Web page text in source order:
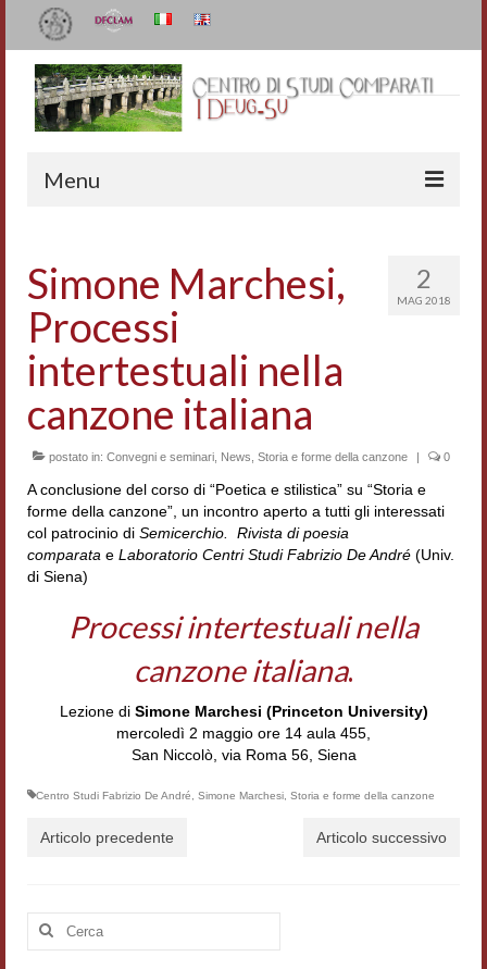
Menu
Organizzazione e contatti
Staff
I Deug-Su
Statuto
Relazioni sulle attività
Accordi di cooperazione
Ricerca
Koreanische Literatur und Kultur
Hagiographica Coreana
Cultura medioevale
Comparatistica
Semicerchio
2
MAG 2018
Simone Marchesi,
Processi
intertestuali nella
canzone italiana
postato in: Convegni e seminari News Storia e forme della canzone | 0
A conclusione del corso di “Poetica e stilistica” su “Storia e
forme della canzone”, un incontro aperto a tutti gli interessati
col patrocinio di Semicerchio. Rivista di poesia
comparata e Laboratorio Centri Studi Fabrizio De André (Univ.
di Siena)
Processi intertestuali nella
canzone italiana.
Lezione di Simone Marchesi (Princeton University)
mercoledì 2 maggio ore 14 aula 455,
San Niccolò, via Roma 56, Siena
Centro Studi Fabrizio De André Simone Marchesi Storia e forme della canzone
Articolo precedente Articolo successivo
Cerca: